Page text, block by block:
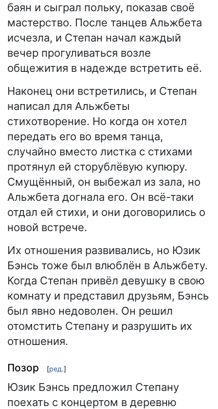
баян и сыграл польку, показав своё
мастерство. После танцев Альжбета
исчезла, и Степан начал каждый
вечер прогуливаться возле
общежития в надежде встретить её.
Наконец они встретились, и Степан
написал для Альжбеты
стихотворение. Но когда он хотел
передать его во время танца,
случайно вместо листка с стихами
протянул ей сторублёвую купюру.
Смущённый, он выбежал из зала, но
Альжбета догнала его. Он всё-таки
отдал ей стихи, и они договорились о
новой встрече.
Их отношения развивались, но Юзик
Бэнсь тоже был влюблён в Альжбету.
Когда Степан привёл девушку в свою
комнату и представил друзьям, Бэнсь
был явно недоволен. Он решил
отомстить Степану и разрушить их
отношения.
Позор [ред.]
Юзик Бэнсь предложил Степану
поехать с концертом в деревню